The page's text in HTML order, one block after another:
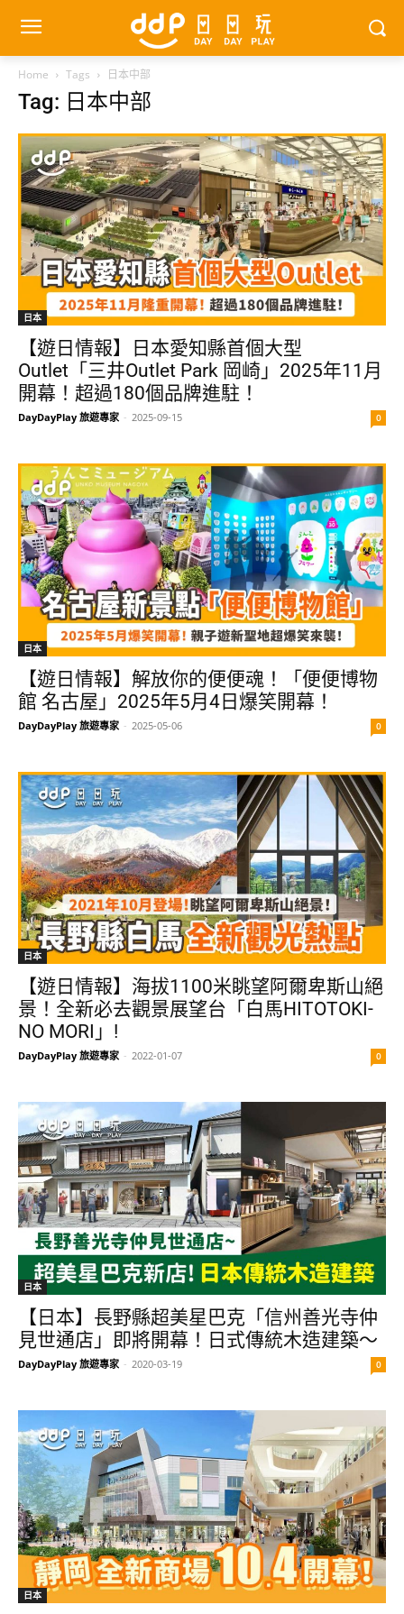
Home Tags 日本中部
Tag: 日本中部
日本
【遊日情報】日本愛知縣首個大型
Outlet「三井Outlet Park 岡崎」2025年11月
開幕！超過180個品牌進駐！
DayDayPlay 旅遊專家 - 2025-09-15 0
日本
【遊日情報】解放你的便便魂！「便便博物
館 名古屋」2025年5月4日爆笑開幕！
DayDayPlay 旅遊專家 - 2025-05-06 0
日本
【遊日情報】海拔1100米眺望阿爾卑斯山絕
景！全新必去觀景展望台「白馬HITOTOKI-
NO MORI」!
DayDayPlay 旅遊專家 - 2022-01-07 0
日本
【日本】長野縣超美星巴克「信州善光寺仲
見世通店」即將開幕！日式傳統木造建築～
DayDayPlay 旅遊專家 - 2020-03-19 0
日本